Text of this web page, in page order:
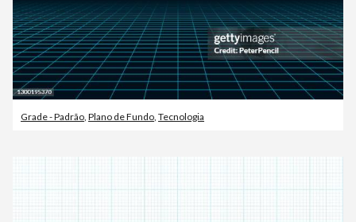
Grade - Padrão Plano de Fundo Tecnologia